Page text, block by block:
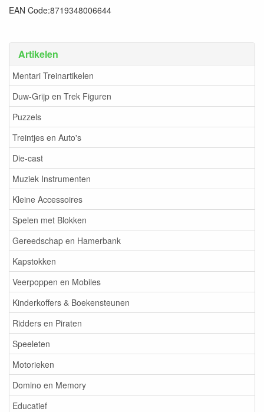
Artikelen
Mentari Treinartikelen
Duw-Grijp en Trek Figuren
Puzzels
Treintjes en Auto's
Die-cast
Muziek Instrumenten
Kleine Accessoires
Spelen met Blokken
Gereedschap en Hamerbank
Kapstokken
Veerpoppen en Mobiles
Kinderkoffers & Boekensteunen
Ridders en Piraten
Speeleten
Motorieken
Domino en Memory
Educatief
EAN Code:8719348006644